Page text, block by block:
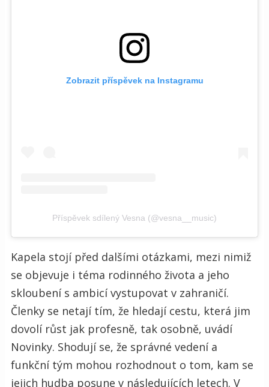
Zobrazit příspěvek na Instagramu
Příspěvek sdílený Vesna (@vesna__music)
Kapela stojí před dalšími otázkami, mezi nimiž
se objevuje i téma rodinného života a jeho
skloubení s ambicí vystupovat v zahraničí.
Členky se netají tím, že hledají cestu, která jim
dovolí růst jak profesně, tak osobně, uvádí
Novinky. Shodují se, že správné vedení a
funkční tým mohou rozhodnout o tom, kam se
jejich hudba posune v následujících letech. V